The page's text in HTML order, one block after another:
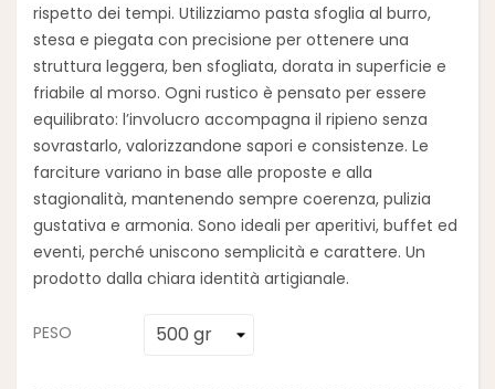
rispetto dei tempi. Utilizziamo pasta sfoglia al burro,
stesa e piegata con precisione per ottenere una
struttura leggera, ben sfogliata, dorata in superficie e
friabile al morso. Ogni rustico è pensato per essere
equilibrato: l’involucro accompagna il ripieno senza
sovrastarlo, valorizzandone sapori e consistenze. Le
farciture variano in base alle proposte e alla
stagionalità, mantenendo sempre coerenza, pulizia
gustativa e armonia. Sono ideali per aperitivi, buffet ed
eventi, perché uniscono semplicità e carattere. Un
prodotto dalla chiara identità artigianale.
PESO